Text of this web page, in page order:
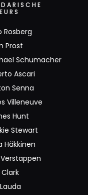
Neemt niet weg
over het circuit
vooraan start.
maar aan te
account.
Rosberg
Prost
Schumacher
Ascari
Senna
Villeneuve
Hunt
Stewart
Häkkinen